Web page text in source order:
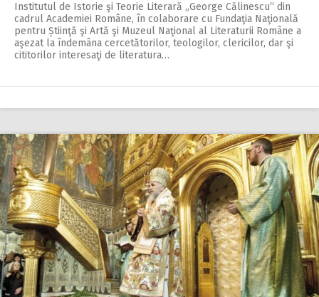
Institutul de Istorie şi Teorie Literară „George Călinescu“ din
cadrul Academiei Române, în colaborare cu Fundaţia Naţională
pentru Știinţă şi Artă şi Muzeul Naţional al Literaturii Române a
aşezat la îndemâna cercetătorilor, teologilor, clericilor, dar şi
cititorilor interesaţi de literatura…